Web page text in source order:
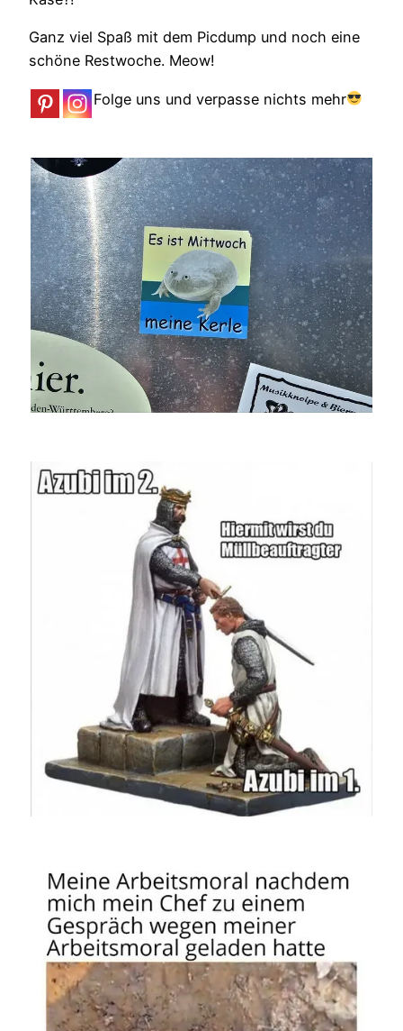
Ganz viel Spaß mit dem Picdump und noch eine
schöne Restwoche. Meow!
Folge uns und verpasse nichts mehr